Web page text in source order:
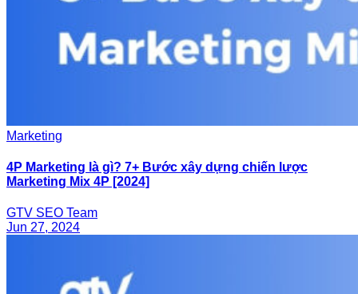
Marketing
4P Marketing là gì? 7+ Bước xây dựng chiến lược
Marketing Mix 4P [2024]
GTV SEO Team
Jun 27, 2024